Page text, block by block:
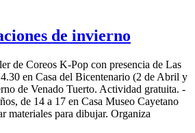
de invierno
de Coreos K-Pop con presencia de Las
en Casa del Bicentenario (2 de Abril y
de Venado Tuerto. Actividad gratuita. -
de 14 a 17 en Casa Museo Cayetano
materiales para dibujar. Organiza